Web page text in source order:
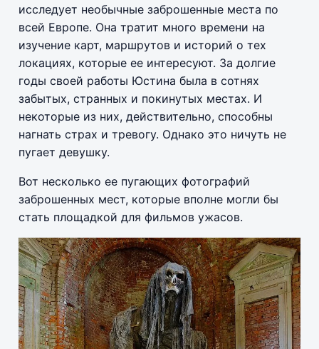
исследует необычные заброшенные места по
всей Европе. Она тратит много времени на
изучение карт, маршрутов и историй о тех
локациях, которые ее интересуют. За долгие
годы своей работы Юстина была в сотнях
забытых, странных и покинутых местах. И
некоторые из них, действительно, способны
нагнать страх и тревогу. Однако это ничуть не
пугает девушку.
Вот несколько ее пугающих фотографий
заброшенных мест, которые вполне могли бы
стать площадкой для фильмов ужасов.